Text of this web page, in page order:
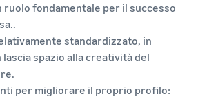
ruolo fondamentale per il successo
standardizzato, in
spazio alla creatività del
per migliorare il proprio profilo: